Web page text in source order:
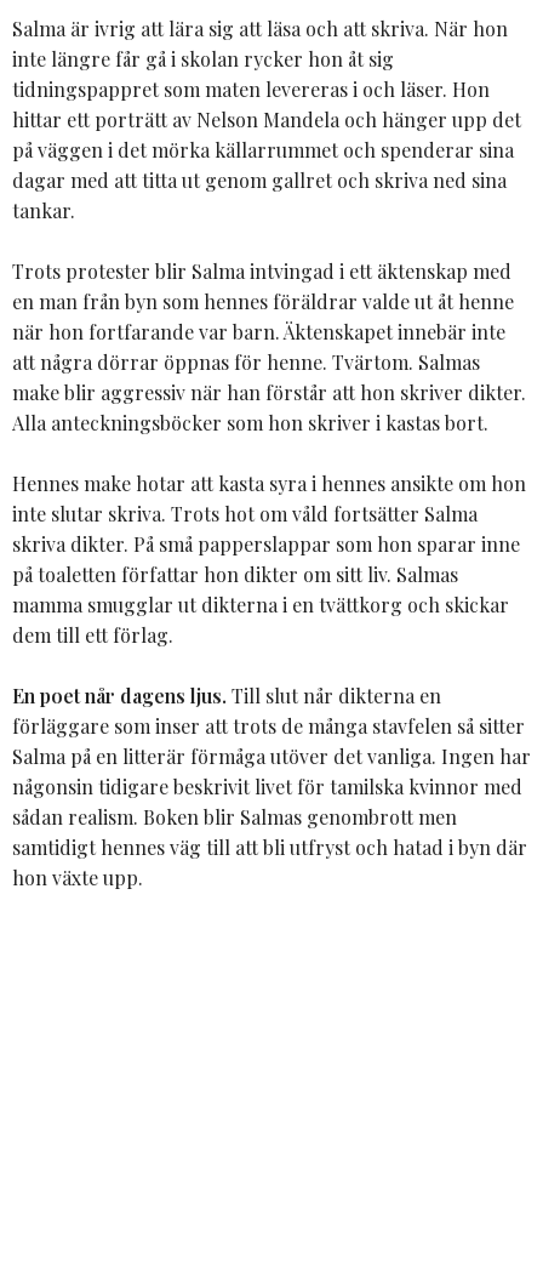
Salma är ivrig att lära sig att läsa och att skriva. När hon
inte längre får gå i skolan rycker hon åt sig
tidningspappret som maten levereras i och läser. Hon
hittar ett porträtt av Nelson Mandela och hänger upp det
på väggen i det mörka källarrummet och spenderar sina
dagar med att titta ut genom gallret och skriva ned sina
tankar.
Trots protester blir Salma intvingad i ett äktenskap med
en man från byn som hennes föräldrar valde ut åt henne
när hon fortfarande var barn. Äktenskapet innebär inte
att några dörrar öppnas för henne. Tvärtom. Salmas
make blir aggressiv när han förstår att hon skriver dikter.
Alla anteckningsböcker som hon skriver i kastas bort.
Hennes make hotar att kasta syra i hennes ansikte om hon
inte slutar skriva. Trots hot om våld fortsätter Salma
skriva dikter. På små papperslappar som hon sparar inne
på toaletten författar hon dikter om sitt liv. Salmas
mamma smugglar ut dikterna i en tvättkorg och skickar
dem till ett förlag.
En poet når dagens ljus. Till slut når dikterna en
förläggare som inser att trots de många stavfelen så sitter
Salma på en litterär förmåga utöver det vanliga. Ingen har
någonsin tidigare beskrivit livet för tamilska kvinnor med
sådan realism. Boken blir Salmas genombrott men
samtidigt hennes väg till att bli utfryst och hatad i byn där
hon växte upp.